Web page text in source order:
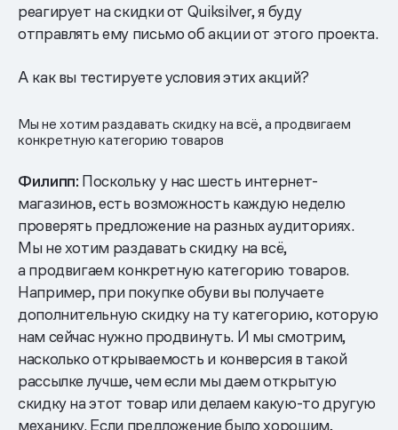
реагирует на скидки от Quiksilver, я буду
отправлять ему письмо об акции от этого проекта.
А как вы тестируете условия этих акций?
Мы не хотим раздавать скидку на всё, а продвигаем
конкретную категорию товаров
Филипп: Поскольку у нас шесть интернет-
магазинов, есть возможность каждую неделю
проверять предложение на разных аудиториях.
Мы не хотим раздавать скидку на всё,
а продвигаем конкретную категорию товаров.
Например, при покупке обуви вы получаете
дополнительную скидку на ту категорию, которую
нам сейчас нужно продвинуть. И мы смотрим,
насколько открываемость и конверсия в такой
рассылке лучше, чем если мы даем открытую
скидку на этот товар или делаем какую-то другую
механику. Если предложение было хорошим,